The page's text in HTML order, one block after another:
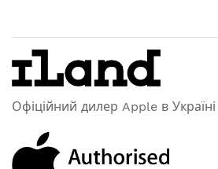
Офіційний дилер Apple в